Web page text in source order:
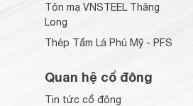
Tôn mạ VNSTEEL Thăng
Long
Thép Tấm Lá Phú Mỹ - PFS
Quan hệ cổ đông
Tin tức cổ đông